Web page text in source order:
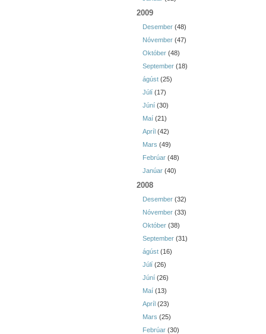
2009
Desember (48)
Nóvember (47)
Október (48)
September (18)
ágúst (25)
Júlí (17)
Júní (30)
Maí (21)
Apríl (42)
Mars (49)
Febrúar (48)
Janúar (40)
2008
Desember (32)
Nóvember (33)
Október (38)
September (31)
ágúst (16)
Júlí (26)
Júní (26)
Maí (13)
Apríl (23)
Mars (25)
Febrúar (30)